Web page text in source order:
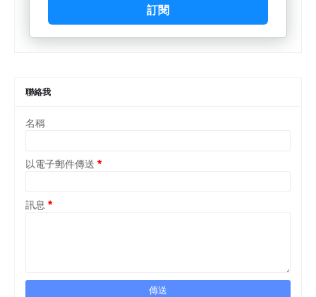
訂閱
聯絡我
名稱
以電子郵件傳送 *
訊息 *